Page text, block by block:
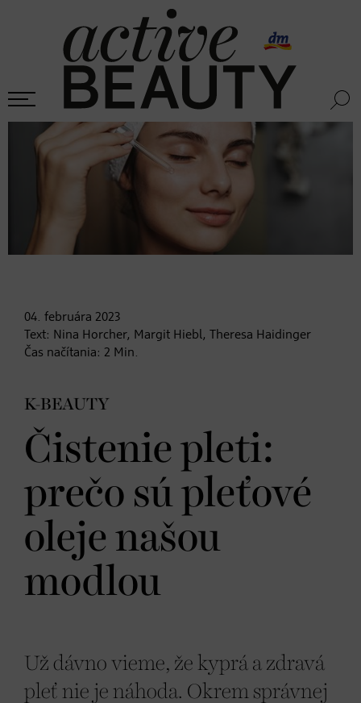
04. februára 2023
Text: Nina Horcher, Margit Hiebl, Theresa Haidinger
Čas načítania: 2 Min.
K-BEAUTY
Čistenie pleti:
prečo sú pleťové
oleje našou
modlou
Už dávno vieme, že kyprá a zdravá
pleť nie je náhoda. Okrem správnej